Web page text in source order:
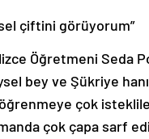
çiftini görüyorum”
Öğretmeni Seda
bey ve Şükriye
çok
çok çapa sarf